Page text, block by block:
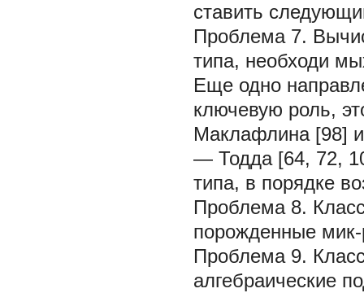
ставить
Проблема 7.
типа, необходи
Еще одно
ключевую роль,
Маклафлина [98]
— Тодда [64, 72,
типа, в порядке
Проблема 8.
порожденные
Проблема 9.
алгебраические